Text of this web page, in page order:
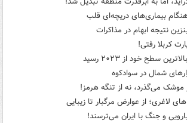
بیماری‌های دریچه‌ای قلب
نتیجه ابهام در مذاکرات
کربلا رفتی!
سطح خود از ۲۰۲۳ رسید
شمال در سوادکوه
موشک می‌گذرد، نه از تنگه هرمز!
لاغری؛ از عوارض مرگبار تا زیبایی
و جنگ با ایران می‌ترسند!